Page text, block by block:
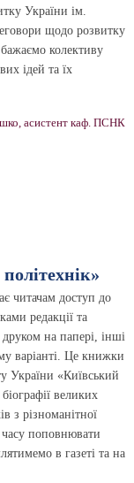
України ім.
щодо розвитку
колективу
ідей та їх
асистент каф. ПСНК
читачам доступ до
редакції та
на папері, інші
варіанті. Це книжки
України «Київський
великих
з різноманітної
часу поповнювати
в газеті та на